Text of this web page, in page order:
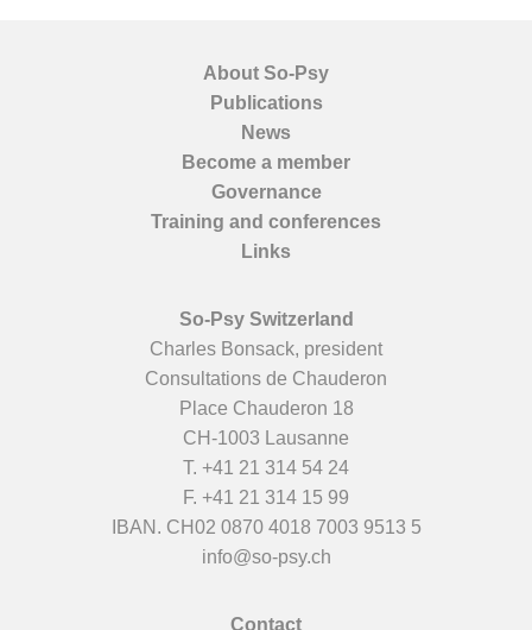
About So-Psy
Publications
News
Become a member
Governance
Training and conferences
Links
So-Psy Switzerland
Charles Bonsack, president
Consultations de Chauderon
Place Chauderon 18
CH-1003 Lausanne
T. +41 21 314 54 24
F. +41 21 314 15 99
IBAN. CH02 0870 4018 7003 9513 5
info@so-psy.ch
Contact